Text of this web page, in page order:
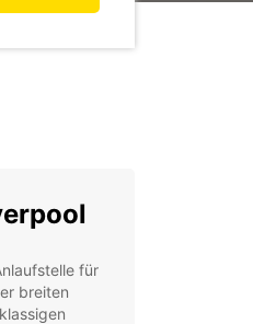
für
breiten